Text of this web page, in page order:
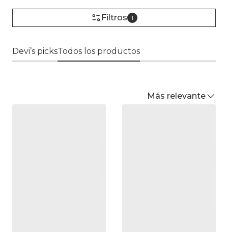
Filtros 1
Devi’s picksTodos los productos
Más relevante